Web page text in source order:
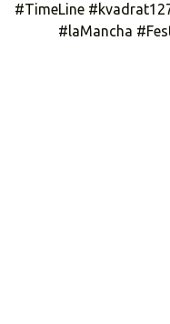
#TimeLine
#laMancha